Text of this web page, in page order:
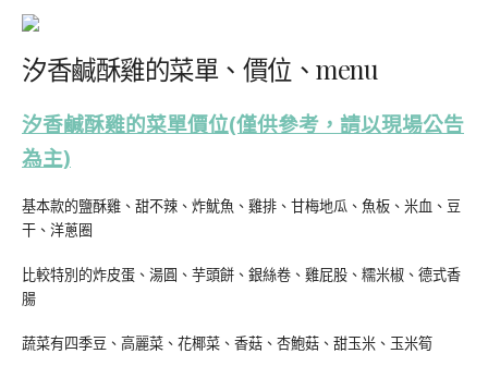
汐香鹹酥雞的菜單、價位、menu
汐香鹹酥雞的菜單價位(僅供參考，請以現場公告
為主)
基本款的鹽酥雞、甜不辣、炸魷魚、雞排、甘梅地瓜、魚板、米血、豆
干、洋蔥圈
比較特別的炸皮蛋、湯圓、芋頭餅、銀絲卷、雞屁股、糯米椒、德式香
腸
蔬菜有四季豆、高麗菜、花椰菜、香菇、杏鮑菇、甜玉米、玉米筍